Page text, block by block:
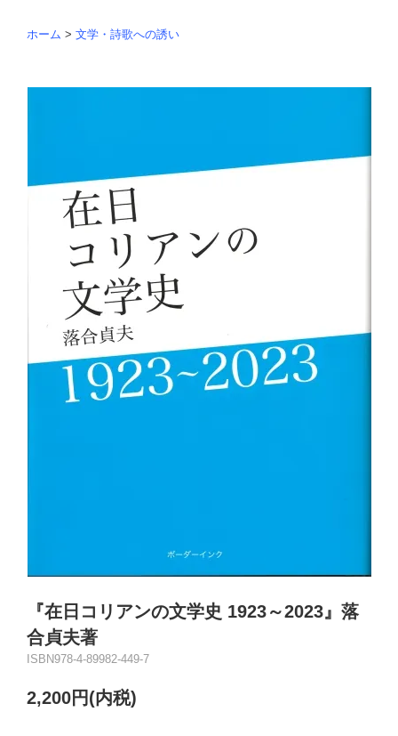
ホーム > 文学・詩歌への誘い
『在日コリアンの文学史 1923～2023』落
合貞夫著
ISBN978-4-89982-449-7
2,200円(内税)